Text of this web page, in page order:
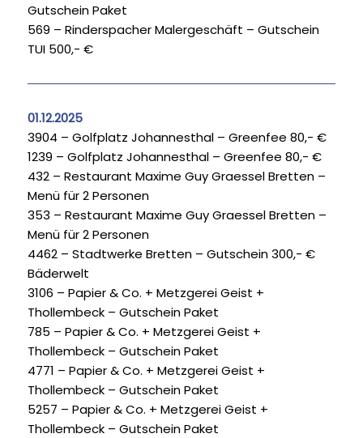
Gutschein Paket
569 – Rinderspacher Malergeschäft – Gutschein
TUI 500,- €
01.12.2025
3904 – Golfplatz Johannesthal – Greenfee 80,- €
1239 – Golfplatz Johannesthal – Greenfee 80,- €
432 – Restaurant Maxime Guy Graessel Bretten –
Menü für 2 Personen
353 – Restaurant Maxime Guy Graessel Bretten –
Menü für 2 Personen
4462 – Stadtwerke Bretten – Gutschein 300,- €
Bäderwelt
3106 – Papier & Co. + Metzgerei Geist +
Thollembeck – Gutschein Paket
785 – Papier & Co. + Metzgerei Geist +
Thollembeck – Gutschein Paket
4771 – Papier & Co. + Metzgerei Geist +
Thollembeck – Gutschein Paket
5257 – Papier & Co. + Metzgerei Geist +
Thollembeck – Gutschein Paket